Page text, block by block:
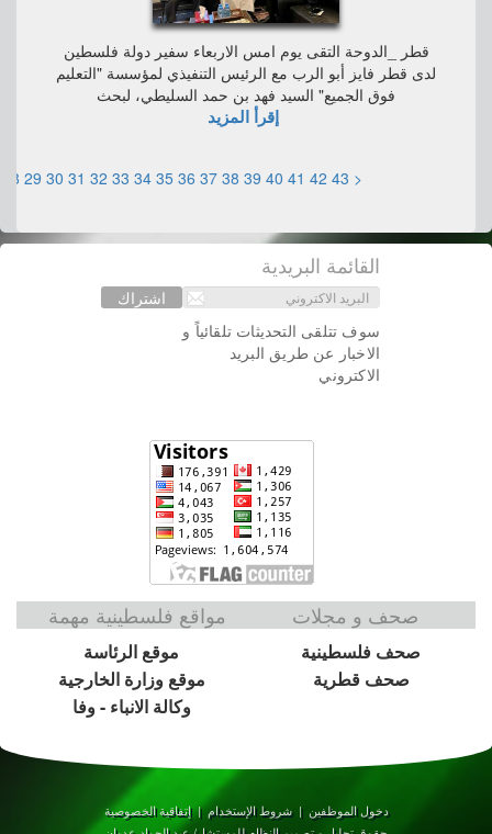
قطر _الدوحة التقى يوم امس الاربعاء سفير دولة فلسطين
لدى قطر فايز أبو الرب مع الرئيس التنفيذي لمؤسسة "التعليم
فوق الجميع" السيد فهد بن حمد السليطي، لبحث
إقرأ المزيد
<
28 29 30 31 32 33 34 35 36 37 38 39 40 41 42 43
القائمة البريدية
اشتراك
سوف تتلقى التحديثات تلقائياً و
الاخبار عن طريق البريد
الاكتروني
صحف و مجلات مواقع فلسطينية مهمة
صحف فلسطينية
صحف قطرية
موقع الرئاسة
موقع وزارة الخارجية
وكالة الانباء - وفا
دخول الموظفين | شروط الإستخدام | إتفاقية الخصوصية